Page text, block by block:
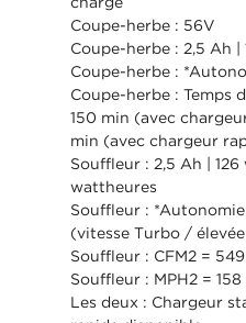
Coupe-herbe : 56V
Coupe-herbe : 2,5 Ah |
Coupe-herbe :
Coupe-herbe : Temps
150 min (avec
min (avec chargeur
Souffleur : 2,5 Ah |
wattheures
Souffleur :
(vitesse Turbo /
Souffleur : CFM2 = 549
Souffleur : MPH2 = 158
Les deux : Chargeur